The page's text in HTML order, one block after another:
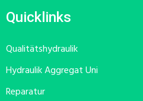
Quicklinks
Qualitätshydraulik
Hydraulik Aggregat Uni
Reparatur